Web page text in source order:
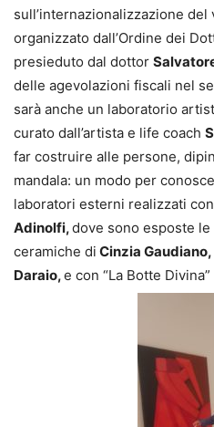
sull’internazionalizzazione
organizzato dall’Ordine dei
presieduto dal dottor
delle agevolazioni fiscali nel
sarà anche un laboratorio
curato dall’artista e life coach
far costruire alle persone,
mandala: un modo per
laboratori esterni realizzati
Adinolfi,dove sono esposte
ceramiche di Cinzia
Daraio,e con “La Botte